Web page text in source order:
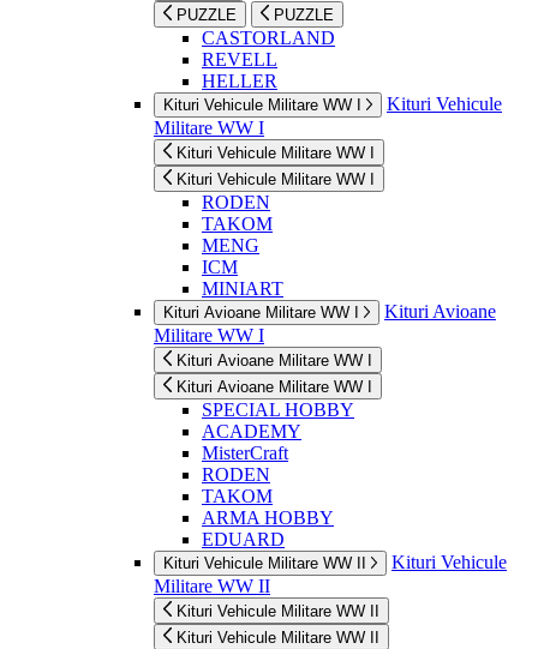
PUZZLE PUZZLE
CASTORLAND
REVELL
HELLER
Kituri Vehicule Militare WW I
Kituri Vehicule
Militare WW I
Kituri Vehicule Militare WW I
Kituri Vehicule Militare WW I
RODEN
TAKOM
MENG
ICM
MINIART
Kituri Avioane Militare WW I
Kituri Avioane
Militare WW I
Kituri Avioane Militare WW I
Kituri Avioane Militare WW I
SPECIAL HOBBY
ACADEMY
MisterCraft
RODEN
TAKOM
ARMA HOBBY
EDUARD
Kituri Vehicule Militare WW II
Kituri Vehicule
Militare WW II
Kituri Vehicule Militare WW II
Kituri Vehicule Militare WW II